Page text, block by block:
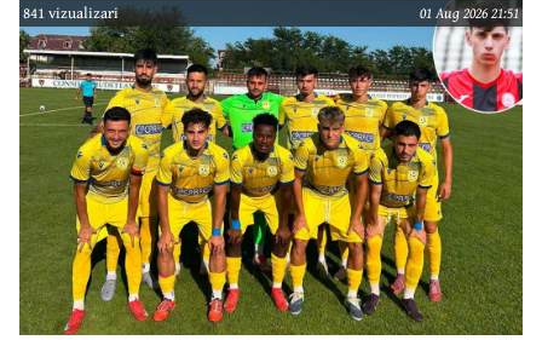
841 vizualizari 01 Aug 2026 21:51